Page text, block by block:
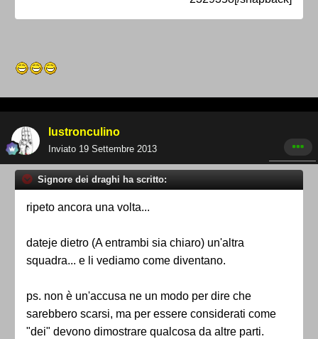
lustronculino
Inviato 19 Settembre 2013
Signore dei draghi ha scritto:
ripeto ancora una volta...
dateje dietro (A entrambi sia chiaro) un'altra
squadra... e li vediamo come diventano.
ps. non è un'accusa ne un modo per dire che
sarebbero scarsi, ma per essere considerati come
"dei" devono dimostrare qualcosa da altre parti.